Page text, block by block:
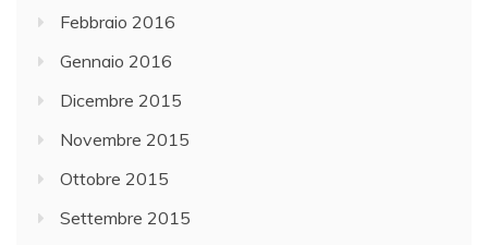
Febbraio 2016
Gennaio 2016
Dicembre 2015
Novembre 2015
Ottobre 2015
Settembre 2015